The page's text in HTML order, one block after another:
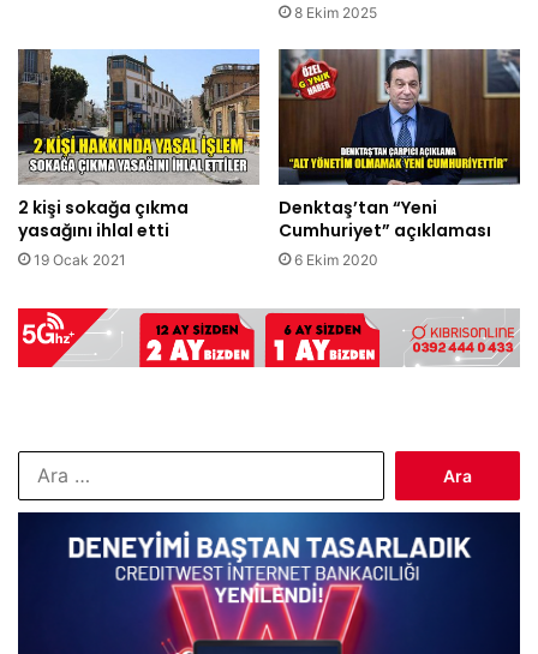
8 Ekim 2025
2 kişi sokağa çıkma
yasağını ihlal etti
19 Ocak 2021
Denktaş’tan “Yeni
Cumhuriyet” açıklaması
6 Ekim 2020